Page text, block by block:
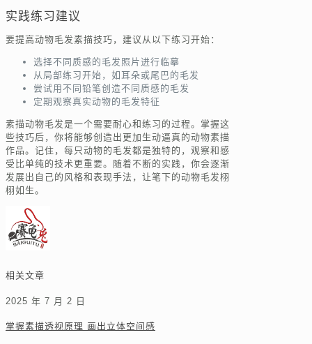
实践练习建议
要提高动物毛发素描技巧，建议从以下练习开始：
选择不同质感的毛发照片进行临摹
从局部练习开始，如耳朵或尾巴的毛发
尝试用不同铅笔创造不同质感的毛发
定期观察真实动物的毛发特征
素描动物毛发是一个需要耐心和练习的过程。掌握这
些技巧后，你将能够创造出更加生动逼真的动物素描
作品。记住，每只动物的毛发都是独特的，观察和感
受比单纯的技术更重要。随着不断的实践，你会逐渐
发展出自己的风格和表现手法，让笔下的动物毛发栩
栩如生。
相关文章
2025 年 7 月 2 日
掌握素描透视原理 画出立体空间感